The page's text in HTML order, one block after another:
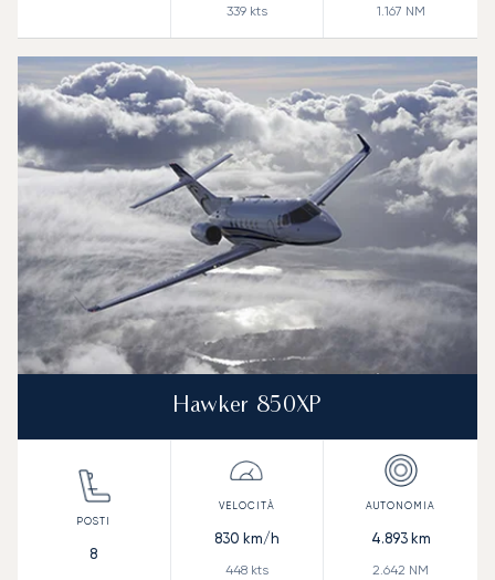
339kts 1.167 NM
Hawker 850XP
8
830 km/h
448kts
4.893km
2.642 NM